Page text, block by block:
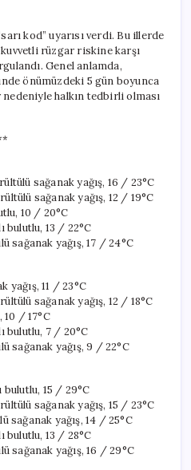
kod” uyarısı verdi. Bu illerde
rüzgar riskine karşı
Genel anlamda,
önümüzdeki 5 gün boyunca
halkın tedbirli olması
sağanak yağış, 16 / 23°C
sağanak yağış, 12 / 19°C
10 / 20°C
bulutlu, 13 / 22°C
sağanak yağış, 17 / 24°C
yağış, 11 / 23°C
sağanak yağış, 12 / 18°C
10 / 17°C
bulutlu, 7 / 20°C
sağanak yağış, 9 / 22°C
bulutlu, 15 / 29°C
sağanak yağış, 15 / 23°C
sağanak yağış, 14 / 25°C
bulutlu, 13 / 28°C
sağanak yağış, 16 / 29°C